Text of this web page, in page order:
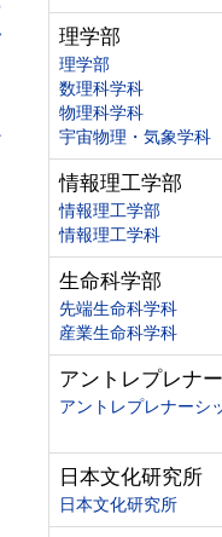
理学部
理学部
数理科学科
物理科学科
宇宙物理・気象学科
情報理工学部
情報理工学部
情報理工学科
生命科学部
先端生命科学科
産業生命科学科
アントレプレナ
アントレプレナーシ
日本文化研究所
日本文化研究所